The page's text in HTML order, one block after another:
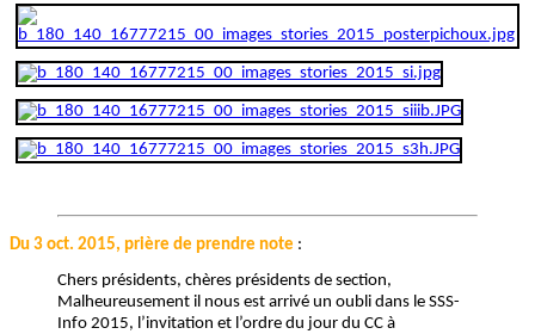
Du 3 oct. 2015, prière de prendre note :
Chers présidents, chères présidents de section,
Malheureusement il nous est arrivé un oubli dans le SSS-
Info 2015, l’invitation et l’ordre du jour du CC à